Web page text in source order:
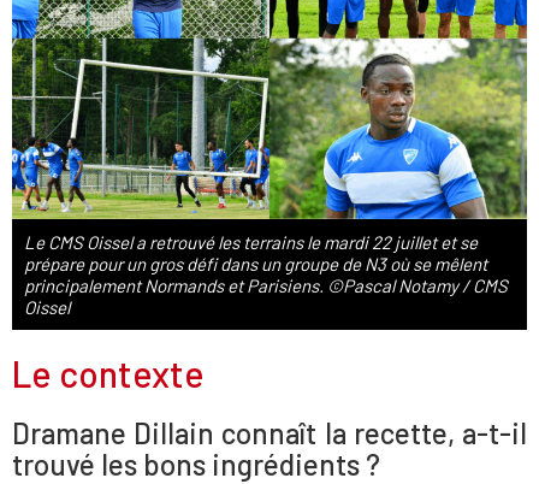
Le CMS Oissel a retrouvé les terrains le mardi 22 juillet et se
prépare pour un gros défi dans un groupe de N3 où se mêlent
principalement Normands et Parisiens. ©Pascal Notamy / CMS
Oissel
Le contexte
Dramane Dillain connaît la recette, a-t-il
trouvé les bons ingrédients ?